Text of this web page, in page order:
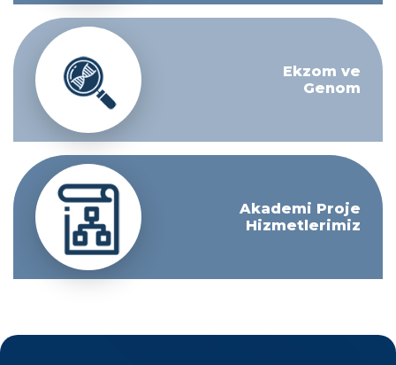
Ekzom ve
Genom
Akademi Proje
Hizmetlerimiz